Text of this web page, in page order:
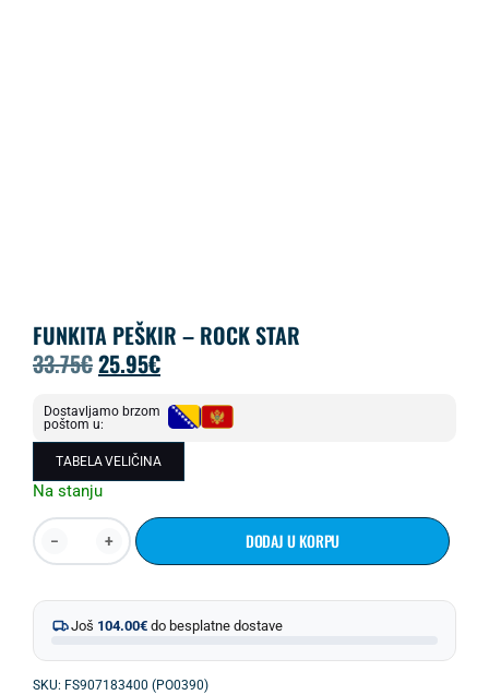
FUNKITA PEŠKIR – ROCK STAR
33.75€25.95€
Dostavljamo brzom
poštom u:
TABELA VELIČINA
Na stanju
DODAJ U KORPU
Još 104.00€ do besplatne dostave
SKU: FS907183400 (PO0390)